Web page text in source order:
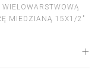
MIEDZIANĄ 15X1/2"